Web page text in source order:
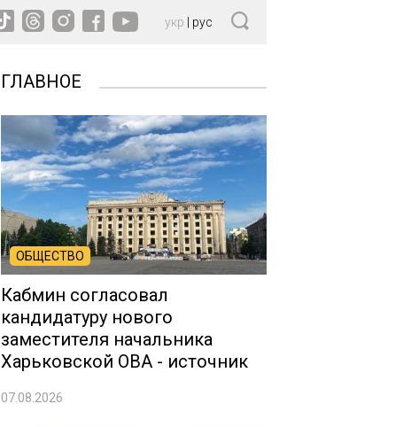
укр рус
ГЛАВНОЕ
ОБЩЕСТВО
Кабмин согласовал
кандидатуру нового
заместителя начальника
Харьковской ОВА - источник
07.08.2026